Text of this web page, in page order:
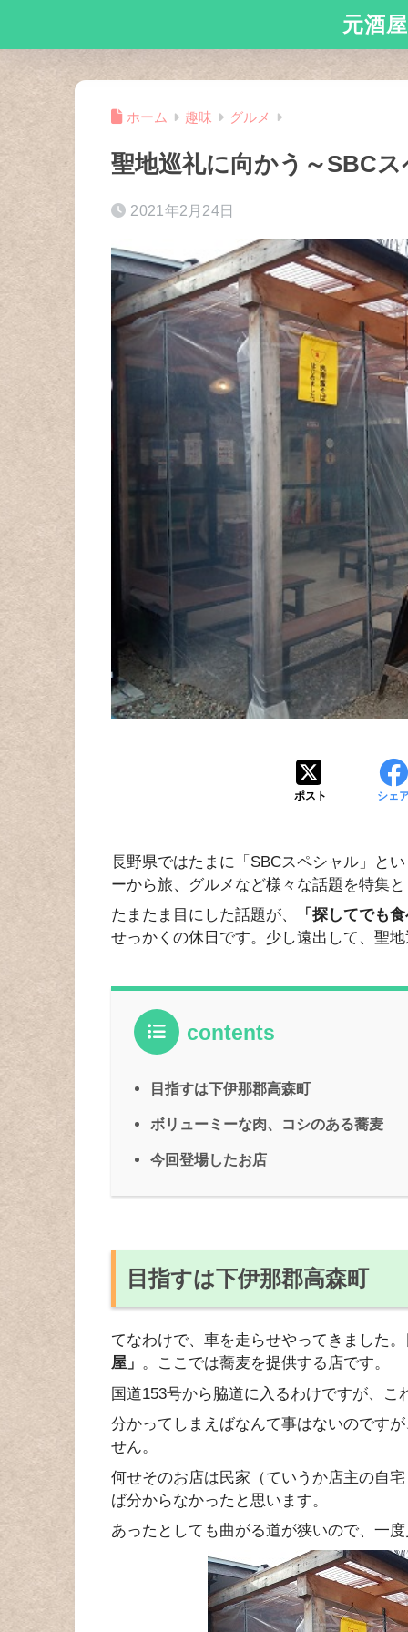
元酒
ホーム 趣味 グルメ
聖地巡礼に向かう～SBC
2021年2月24日
ポスト シェ
長野県ではたまに「SBCスペシャル」と
ーから旅、グルメなど様々な話題を特集
たまたま目にした話題が、
「探してでも
せっかくの休日です。少し遠出して、聖
contents
目指すは下伊那郡高森町
ボリューミーな肉、コシのある蕎麦
今回登場したお店
目指すは下伊那郡高森町
てなわけで、車を走らせやってきました
屋」 。ここでは蕎麦を提供する店です。
国道153号から脇道に入るわけですが、
分かってしまえばなんて事はないのです
せん。
何せそのお店は民家（ていうか店主の自
ば分からなかったと思います。
あったとしても曲がる道が狭いので、一